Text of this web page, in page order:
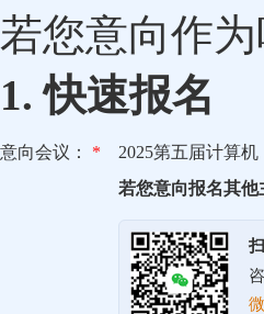
若您意向作
1. 快速报名
意向会议： *
2025第五届计算
若您意向报名其